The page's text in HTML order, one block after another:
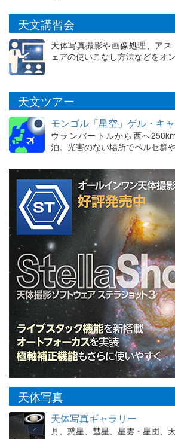
天文講習会
天体写真撮影や画像処理、ア
ェアの使いこなし方法などをオ
天文ツアー
モンゴル「星空」ゲル・キ
ウランバートルから西へ
泊。光害のない場所でペルセ群
天体写真
天体写真ギャラリー
月、惑星、彗星、星雲・星団、